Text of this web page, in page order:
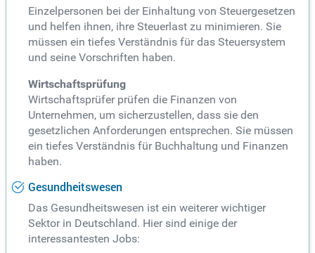
Einzelpersonen bei der Einhaltung von Steuergesetzen
und helfen ihnen, ihre Steuerlast zu minimieren. Sie
müssen ein tiefes Verständnis für das Steuersystem
und seine Vorschriften haben.
Wirtschaftsprüfung
Wirtschaftsprüfer prüfen die Finanzen von
Unternehmen, um sicherzustellen, dass sie den
gesetzlichen Anforderungen entsprechen. Sie müssen
ein tiefes Verständnis für Buchhaltung und Finanzen
haben.
Gesundheitswesen
Das Gesundheitswesen ist ein weiterer wichtiger
Sektor in Deutschland. Hier sind einige der
interessantesten Jobs: